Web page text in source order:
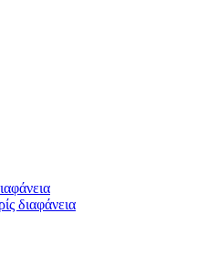
διαφάνεια